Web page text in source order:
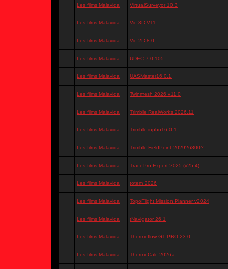
Les films Malavida VirtualSurveyor 10.3
Les films Malavida Vic-3D V11
Les films Malavida Vic 2D 8.0
Les films Malavida UDEC 7.0.105
Les films Malavida UASMaster16.0.1
Les films Malavida Twinmesh 2026 v11.0
Les films Malavida Trimble RealWorks 2026.11
Les films Malavida Trimble inpho16.0.1
Les films Malavida Trimble FieldPoint 2029?6800?
Les films Malavida TracePro Expert 2025 (v25.4)
Les films Malavida totem 2026
Les films Malavida TopoFlight Mission Planner v2024
Les films Malavida tNavigator 26.1
Les films Malavida Thermoflow GT PRO 23.0
Les films Malavida ThermoCalc 2026a